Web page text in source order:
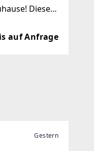
Dieses
die sich ihren
auf Anfrage
Gestern